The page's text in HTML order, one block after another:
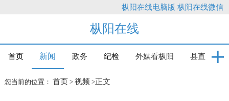
枞阳在线电脑版 枞阳在线微信
枞阳在线
首页 新闻 政务 纪检 外媒看枞阳 县直
您当前的位置： 首页 > 视频 >正文